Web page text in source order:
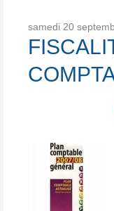
samedi 20